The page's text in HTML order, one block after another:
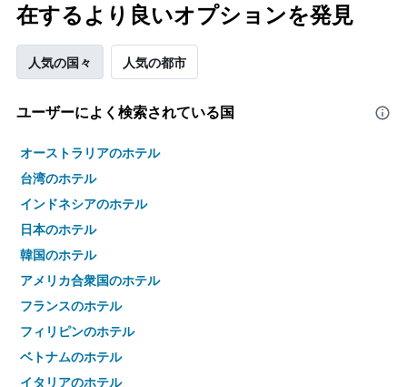
在するより良いオプションを発見
人気の国々 人気の都市
ユーザーによく検索されている国
オーストラリアのホテル
台湾のホテル
インドネシアのホテル
日本のホテル
韓国のホテル
アメリカ合衆国のホテル
フランスのホテル
フィリピンのホテル
ベトナムのホテル
イタリアのホテル